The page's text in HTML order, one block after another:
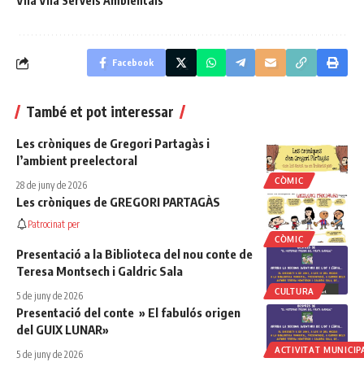
Facebook
També et pot interessar
CÒMIC
Les cròniques de Gregori Partagàs i
l’ambient preelectoral
28 de juny de 2026
CÒMIC
Les cròniques de GREGORI PARTAGÀS
Patrocinat per
CULTURA
Presentació a la Biblioteca del nou conte de
Teresa Montsech i Galdric Sala
5 de juny de 2026
ACTIVITAT
Presentació del conte » El fabulós origen
del GUIX LUNAR»
5 de juny de 2026